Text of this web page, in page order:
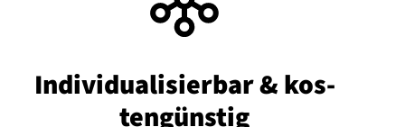
In­di­vi­dua­li­sier­bar & kos­
ten­güns­tig